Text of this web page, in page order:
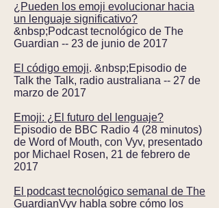
¿Pueden los emoji evolucionar hacia
un lenguaje significativo?
&nbsp;Podcast tecnológico de The
Guardian -- 23 de junio de 2017
El código emoji. &nbsp;Episodio de
Talk the Talk, radio australiana -- 27 de
marzo de 2017
Emoji: ¿El futuro del lenguaje?
Episodio de BBC Radio 4 (28 minutos)
de Word of Mouth, con Vyv, presentado
por Michael Rosen, 21 de febrero de
2017
El podcast tecnológico semanal de The
GuardianVyv habla sobre cómo los